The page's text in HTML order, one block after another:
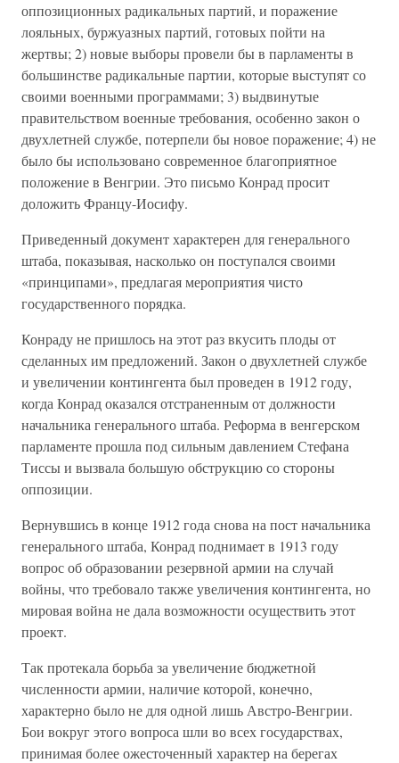
оппозиционных радикальных партий, и поражение
лояльных, буржуазных партий, готовых пойти на
жертвы; 2) новые выборы провели бы в парламенты в
большинстве радикальные партии, которые выступят со
своими военными программами; 3) выдвинутые
правительством военные требования, особенно закон о
двухлетней службе, потерпели бы новое поражение; 4) не
было бы использовано современное благоприятное
положение в Венгрии. Это письмо Конрад просит
доложить Францу-Иосифу.
Приведенный документ характерен для генерального
штаба, показывая, насколько он поступался своими
«принципами», предлагая мероприятия чисто
государственного порядка.
Конраду не пришлось на этот раз вкусить плоды от
сделанных им предложений. Закон о двухлетней службе
и увеличении контингента был проведен в 1912 году,
когда Конрад оказался отстраненным от должности
начальника генерального штаба. Реформа в венгерском
парламенте прошла под сильным давлением Стефана
Тиссы и вызвала большую обструкцию со стороны
оппозиции.
Вернувшись в конце 1912 года снова на пост начальника
генерального штаба, Конрад поднимает в 1913 году
вопрос об образовании резервной армии на случай
войны, что требовало также увеличения контингента, но
мировая война не дала возможности осуществить этот
проект.
Так протекала борьба за увеличение бюджетной
численности армии, наличие которой, конечно,
характерно было не для одной лишь Австро-Венгрии.
Бои вокруг этого вопроса шли во всех государствах,
принимая более ожесточенный характер на берегах